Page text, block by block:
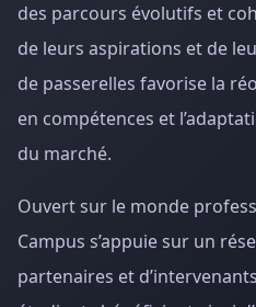
des parcours évolutifs et
de leurs aspirations et de
de passerelles favorise la
en compétences et
du marché.
Ouvert sur le monde
Campus s’appuie sur un
partenaires et